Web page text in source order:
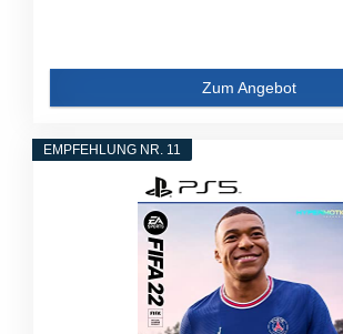
Zum Angebot
EMPFEHLUNG NR. 11